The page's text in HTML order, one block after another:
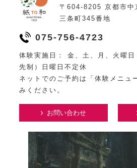
〒604-8205 京都市中
三条町345番地
075-756-4723
体験実施日： 金、土、月、火曜
先制）日曜日不定休
ネットでのご予約は「体験メニュ
みください。
お問い合わせ